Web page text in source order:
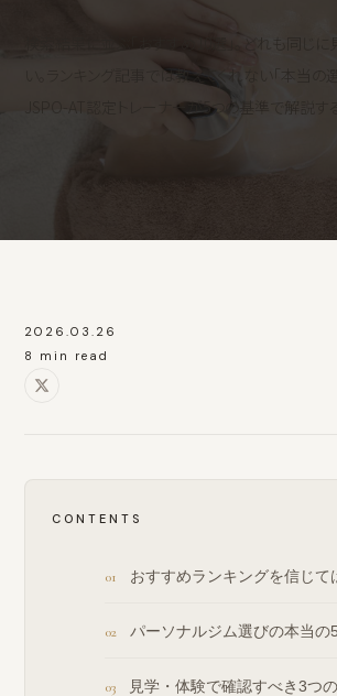
い。ランキング記事では教えてくれない「本当の
JSPO-AT認定トレーナーが5つの基準で解説する
2026.03.26
8 min read
CONTENTS
おすすめランキングを信じて
パーソナルジム選びの本当の
見学・体験で確認すべき3つ